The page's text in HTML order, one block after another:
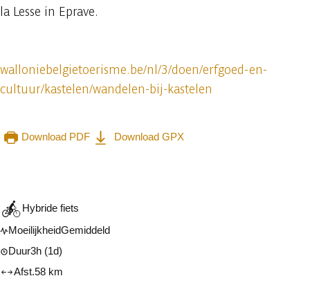
la Lesse in Eprave.
walloniebelgietoerisme.be/nl/3/doen/erfgoed-en-
cultuur/kastelen/wandelen-bij-kastelen
Download PDF
Download GPX
Hybride fiets
MoeilijkheidGemiddeld
Duur3h (1d)
Afst.58 km